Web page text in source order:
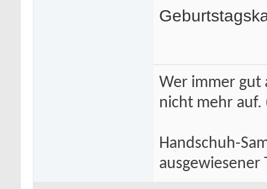
Wer immer gut
nicht mehr auf.
Handschuh-
ausgewiesener